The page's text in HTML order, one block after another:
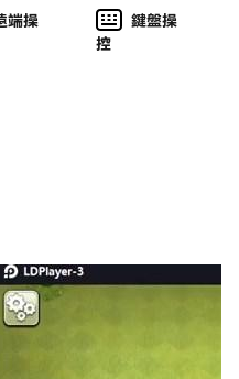
人想起《我的世界》中的
端操
鍵盤操
控